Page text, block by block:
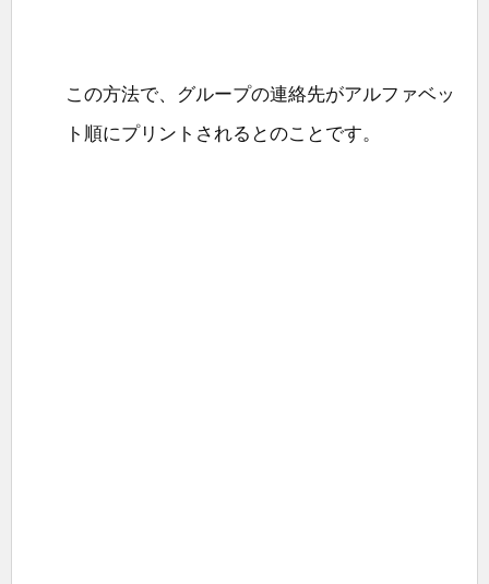
この方法で、グループの連絡先がアルファベッ
ト順にプリントされるとのことです。